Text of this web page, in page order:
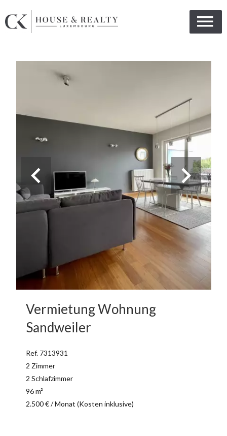
Vermietung Wohnung
Sandweiler
Ref. 7313931
2 Zimmer
2 Schlafzimmer
96 m²
2.500 € / Monat (Kosten inklusive)